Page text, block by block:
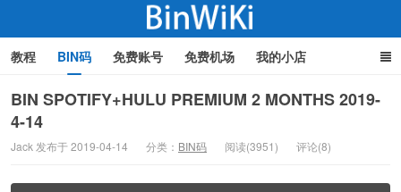
BinWiki
教程 BIN码 免费账号 免费机场 我的小店
BIN SPOTIFY+HULU PREMIUM 2 MONTHS 2019-
4-14
Jack 发布于 2019-04-14 分类： BIN码 阅读(3951) 评论(8)